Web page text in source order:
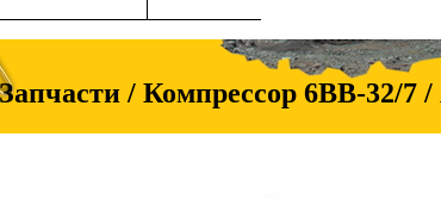
Запчасти / Компрессор 6ВВ-32/7